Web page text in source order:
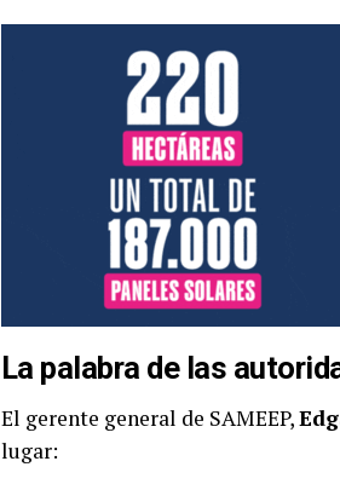
La palabra de las
El gerente general de SAMEEP,
lugar: